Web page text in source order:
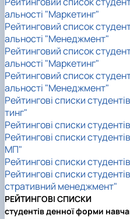
альності "Маркетинг"
Рейтинговий список
альності "Менеджмент"
Рейтинговий список
альності "Маркетинг"
Рейтинговий список
альності "Менеджмент"
Рейтингові списки
тинг"
Рейтингові списки
Рейтингові списки
МП"
Рейтингові списки
Рейтингові списки
стративний менеджмент"
РЕЙТИНГОВІ СПИСКИ
студентів денної форми